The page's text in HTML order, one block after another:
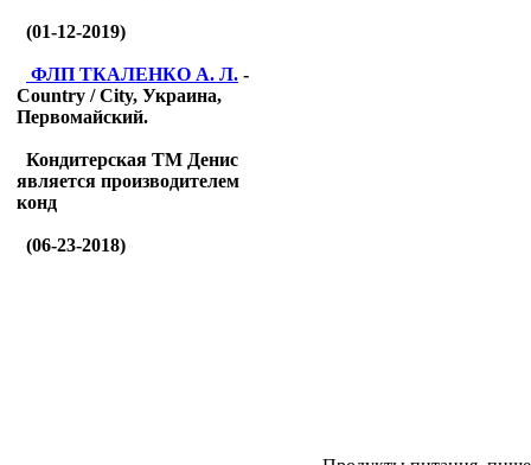
(01-12-2019)
ФЛП ТКАЛЕНКО А. Л. -
Country / City, Украина,
Первомайский.
Кондитерская ТМ Денис
является производителем
конд
(06-23-2018)